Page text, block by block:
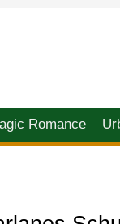
Romance